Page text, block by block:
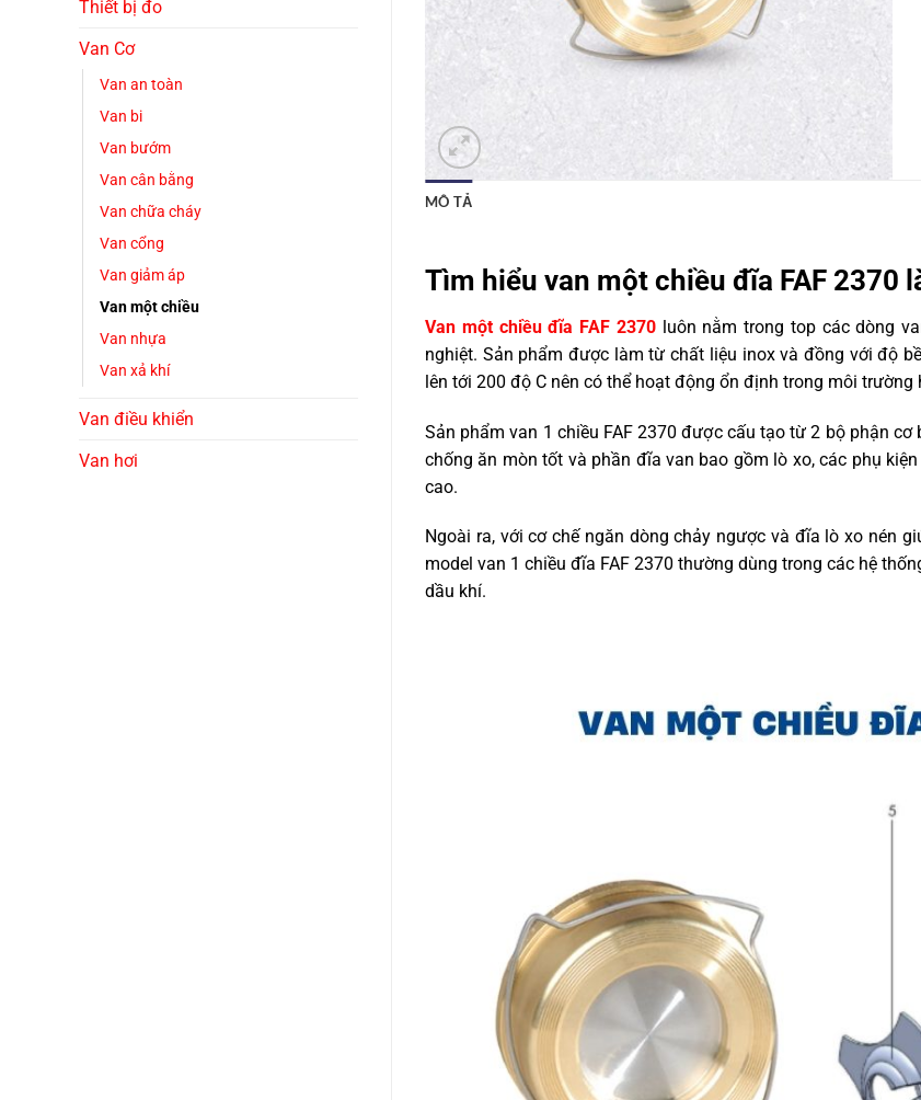
Thiết bị đo
Van Cơ
Van an toàn
Van bi
Van bướm
Van cân bằng
Van chữa cháy
Van cổng
Van giảm áp
Van một chiều
Van nhựa
Van xả khí
Van điều khiển
Van hơi
MÔ TẢ
Tìm hiểu van một chiều đĩa FAF 2370
Van một chiều đĩa FAF 2370luôn nằm trong top các dòng
nghiệt. Sản phẩm được làm từ chất liệu inox và đồng với độ
lên tới 200 độ C nên có thể hoạt động ổn định trong môi trường
Sản phẩm van 1 chiều FAF 2370 được cấu tạo từ 2 bộ phận
chống ăn mòn tốt và phần đĩa van bao gồm lò xo, các phụ
cao.
Ngoài ra, với cơ chế ngăn dòng chảy ngược và đĩa lò xo nén
model van 1 chiều đĩa FAF 2370 thường dùng trong các hệ
dầu khí.